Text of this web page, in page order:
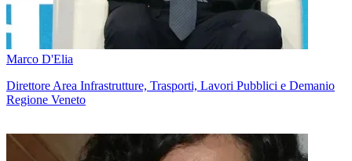
Marco D'Elia
Direttore Area Infrastrutture, Trasporti, Lavori Pubblici e Demanio
Regione Veneto